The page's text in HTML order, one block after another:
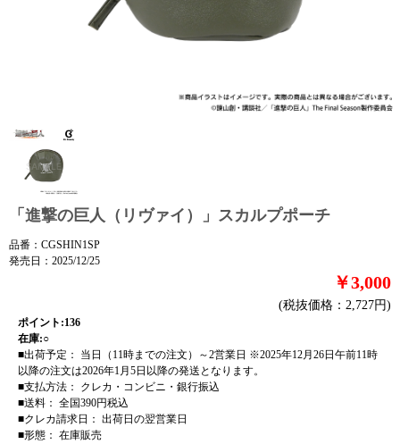
「進撃の巨人（リヴァイ）」スカルプポーチ
品番：CGSHIN1SP
発売日：2025/12/25
￥3,000
(税抜価格：2,727円)
ポイント:136
在庫:○
■出荷予定： 当日（11時までの注文）～2営業日 ※2025年12月26日午前11時
以降の注文は2026年1月5日以降の発送となります。
■支払方法： クレカ・コンビニ・銀行振込
■送料： 全国390円税込
■クレカ請求日： 出荷日の翌営業日
■形態： 在庫販売